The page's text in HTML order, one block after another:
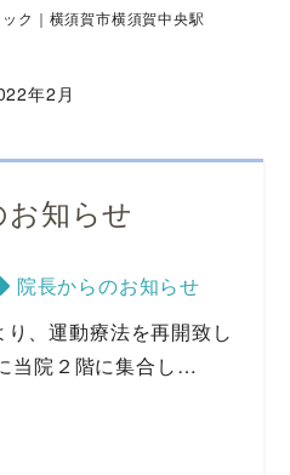
ク｜横須賀市横須賀中央駅
年2月
知らせ
院長からのお知らせ
、運動療法を再開致し
当院２階に集合し…